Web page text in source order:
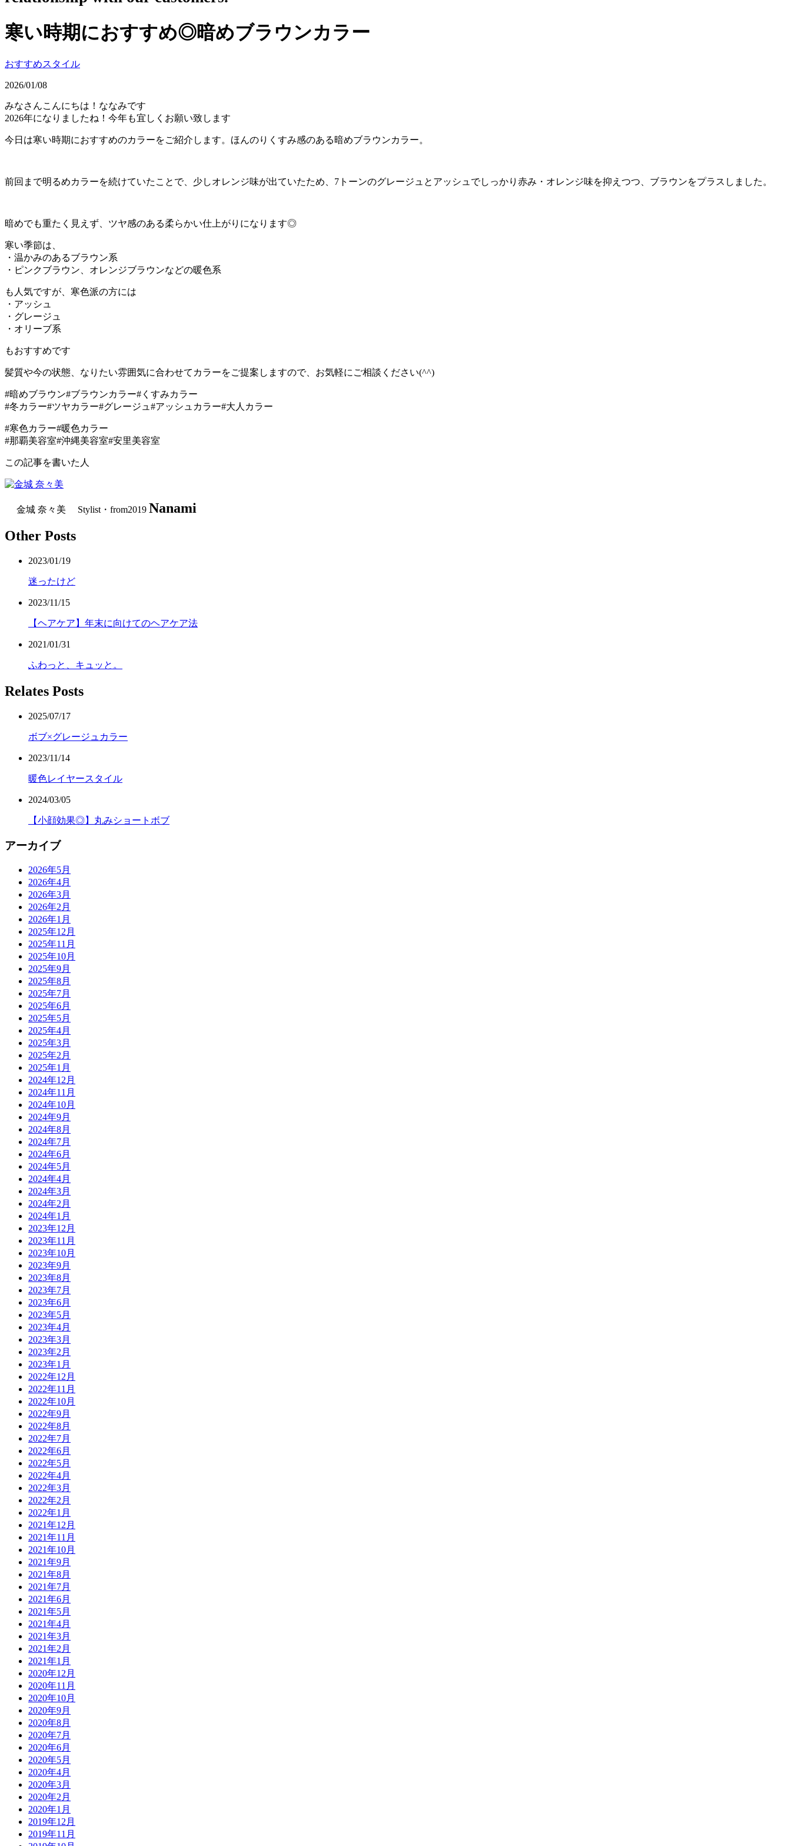
寒い時期におすすめ◎暗めブラウンカラー
おすすめスタイル
2026/01/08
みなさんこんにちは！ななみです
2026年になりましたね！今年も宜しくお願い致します
今日は寒い時期におすすめのカラーをご紹介します。ほんのりくすみ感のある暗めブラウンカラー。
前回まで明るめカラーを続けていたことで、少しオレンジ味が出ていたため、7トーンのグレージュとアッシュでしっかり赤み・オレンジ味を抑えつつ、ブラウンをプラスしました。
暗めでも重たく見えず、ツヤ感のある柔らかい仕上がりになります◎
寒い季節は、
・温かみのあるブラウン系
・ピンクブラウン、オレンジブラウンなどの暖色系
も人気ですが、寒色派の方には
・アッシュ
・グレージュ
・オリーブ系
もおすすめです
髪質や今の状態、なりたい雰囲気に合わせてカラーをご提案しますので、お気軽にご相談ください(^^)
#暗めブラウン#ブラウンカラー#くすみカラー
#冬カラー#ツヤカラー#グレージュ#アッシュカラー#大人カラー
#寒色カラー#暖色カラー
#那覇美容室#沖縄美容室#安里美容室
この記事を書いた人
金城 奈々美 Stylist・from2019 Nanami
Other Posts
2023/01/19
迷ったけど
2023/11/15
【ヘアケア】年末に向けてのヘアケア法
2021/01/31
ふわっと、キュッと。
Relates Posts
2025/07/17
ボブ×グレージュカラー
2023/11/14
暖色レイヤースタイル
2024/03/05
【小顔効果◎】丸みショートボブ
アーカイブ
2026年5月
2026年4月
2026年3月
2026年2月
2026年1月
2025年12月
2025年11月
2025年10月
2025年9月
2025年8月
2025年7月
2025年6月
2025年5月
2025年4月
2025年3月
2025年2月
2025年1月
2024年12月
2024年11月
2024年10月
2024年9月
2024年8月
2024年7月
2024年6月
2024年5月
2024年4月
2024年3月
2024年2月
2024年1月
2023年12月
2023年11月
2023年10月
2023年9月
2023年8月
2023年7月
2023年6月
2023年5月
2023年4月
2023年3月
2023年2月
2023年1月
2022年12月
2022年11月
2022年10月
2022年9月
2022年8月
2022年7月
2022年6月
2022年5月
2022年4月
2022年3月
2022年2月
2022年1月
2021年12月
2021年11月
2021年10月
2021年9月
2021年8月
2021年7月
2021年6月
2021年5月
2021年4月
2021年3月
2021年2月
2021年1月
2020年12月
2020年11月
2020年10月
2020年9月
2020年8月
2020年7月
2020年6月
2020年5月
2020年4月
2020年3月
2020年2月
2020年1月
2019年12月
2019年11月